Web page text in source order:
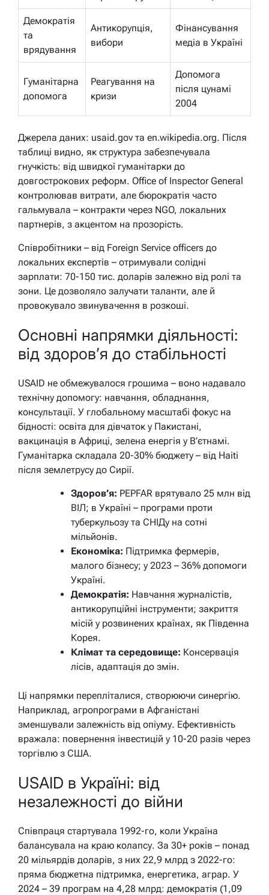
Демократія
та
врядування
Антикорупція,
вибори
Фінансування
медіа в Україні
Гуманітарна
допомога
Реагування на
кризи
Допомога
після цунамі
2004
Джерела даних: usaid.gov та en.wikipedia.org. Після
таблиці видно, як структура забезпечувала
гнучкість: від швидкої гуманітарки до
довгострокових реформ. Office of Inspector General
контролював витрати, але бюрократія часто
гальмувала – контракти через NGO, локальних
партнерів, з акцентом на прозорість.
Співробітники – від Foreign Service officers до
локальних експертів – отримували солідні
зарплати: 70-150 тис. доларів залежно від ролі та
зони. Це дозволяло залучати таланти, але й
провокувало звинувачення в розкоші.
Основні напрямки діяльності:
від здоров’я до стабільності
USAID не обмежувалося грошима – воно надавало
технічну допомогу: навчання, обладнання,
консультації. У глобальному масштабі фокус на
бідності: освіта для дівчаток у Пакистані,
вакцинація в Африці, зелена енергія у В’єтнамі.
Гуманітарка складала 20-30% бюджету – від Haiti
після землетрусу до Сирії.
Здоров’я: PEPFAR врятувало 25 млн від
ВІЛ; в Україні – програми проти
туберкульозу та СНІДу на сотні
мільйонів.
Економіка: Підтримка фермерів,
малого бізнесу; у 2023 – 36% допомоги
Україні.
Демократія: Навчання журналістів,
антикорупційні інструменти; закриття
місій у розвинених країнах, як Південна
Корея.
Клімат та середовище: Консервація
лісів, адаптація до змін.
Ці напрямки перепліталися, створюючи синергію.
Наприклад, агропрограми в Афганістані
зменшували залежність від опіуму. Ефективність
вражала: повернення інвестицій у 10-20 разів через
торгівлю з США.
USAID в Україні: від
незалежності до війни
Співпраця стартувала 1992-го, коли Україна
балансувала на краю колапсу. За 30+ років – понад
20 мільярдів доларів, з них 22,9 млрд з 2022-го:
пряма бюджетна підтримка, енергетика, аграр. У
2024 – 39 програм на 4,28 млрд: демократія (1,09